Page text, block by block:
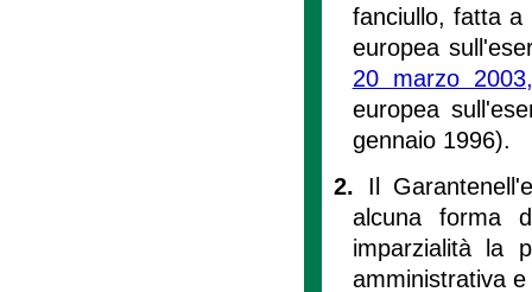
fanciullo, fatta a
europea
20 marzo
europea
gennaio 1996).
2. Il
alcuna forma
imparzialità la
amministrativa